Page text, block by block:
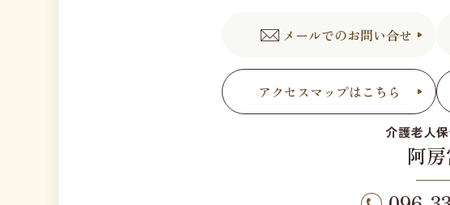
メールでのお問い合せ
アクセスマップはこちら
介護老人
阿